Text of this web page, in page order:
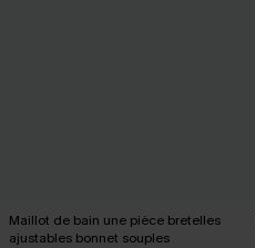
Maillot de bain une pièce bretelles
ajustables bonnet souples